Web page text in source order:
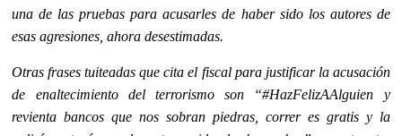
una de las pruebas para acusarles de haber sido los autores de
esas agresiones, ahora desestimadas.
Otras frases tuiteadas que cita el fiscal para justificar la acusación
de enaltecimiento del terrorismo son “#HazFelizAAlguien y
revienta bancos que nos sobran piedras, correr es gratis y la